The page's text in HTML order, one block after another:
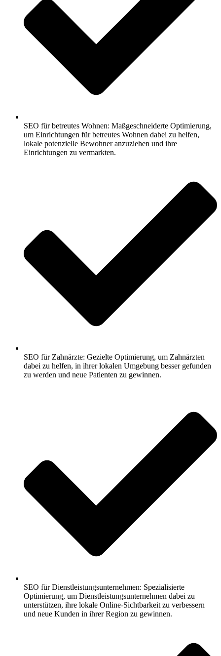
SEO für betreutes Wohnen: Maßgeschneiderte Optimierung,
um Einrichtungen für betreutes Wohnen dabei zu helfen,
lokale potenzielle Bewohner anzuziehen und ihre
Einrichtungen zu vermarkten.
SEO für Zahnärzte: Gezielte Optimierung, um Zahnärzten
dabei zu helfen, in ihrer lokalen Umgebung besser gefunden
zu werden und neue Patienten zu gewinnen.
SEO für Dienstleistungsunternehmen: Spezialisierte
Optimierung, um Dienstleistungsunternehmen dabei zu
unterstützen, ihre lokale Online-Sichtbarkeit zu verbessern
und neue Kunden in ihrer Region zu gewinnen.